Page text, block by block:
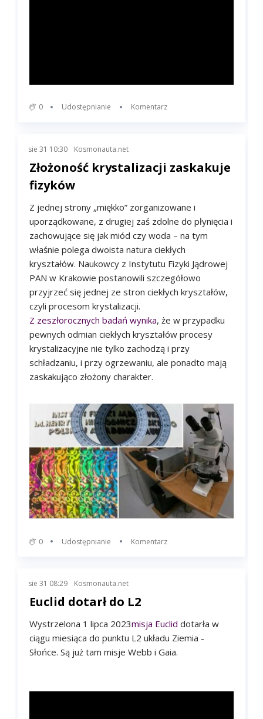
0 Udostępnianie Komentarz
sie 31 10:30 Kosmonauta.net
Złożoność krystalizacji zaskakuje
fizyków
Z jednej strony „miękko” zorganizowane i
uporządkowane, z drugiej zaś zdolne do płynięcia i
zachowujące się jak miód czy woda – na tym
właśnie polega dwoista natura ciekłych
kryształów. Naukowcy z Instytutu Fizyki Jądrowej
PAN w Krakowie postanowili szczegółowo
przyjrzeć się jednej ze stron ciekłych kryształów,
czyli procesom krystalizacji.
Z zeszłorocznych badań wynika, że w przypadku
pewnych odmian ciekłych kryształów procesy
krystalizacyjne nie tylko zachodzą i przy
schładzaniu, i przy ogrzewaniu, ale ponadto mają
zaskakująco złożony charakter.
0 Udostępnianie Komentarz
sie 31 08:29 Kosmonauta.net
Euclid dotarł do L2
Wystrzelona 1 lipca 2023misja Euclid dotarła w
ciągu miesiąca do punktu L2 układu Ziemia -
Słońce. Są już tam misje Webb i Gaia.